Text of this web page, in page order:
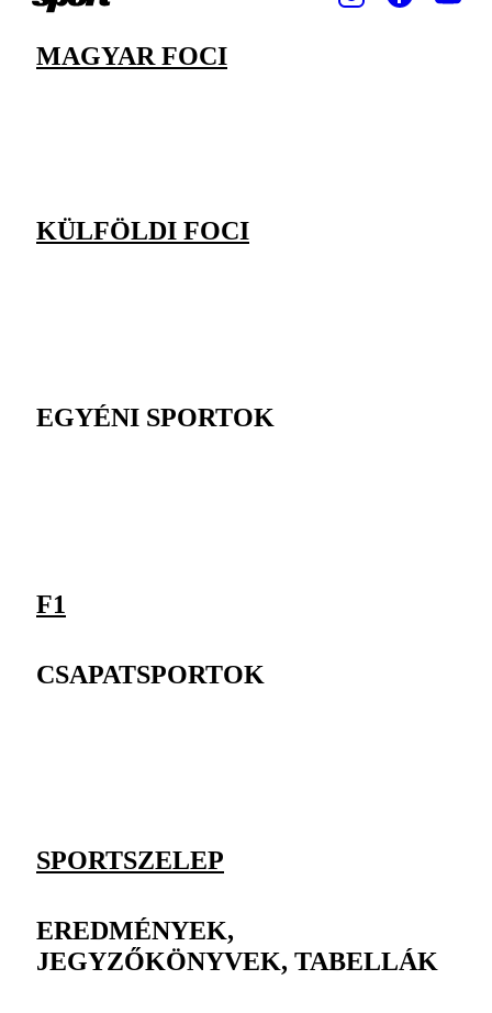
MAGYAR FOCI
KÜLFÖLDI FOCI
EGYÉNI SPORTOK
F1
CSAPATSPORTOK
SPORTSZELEP
EREDMÉNYEK,
JEGYZŐKÖNYVEK, TABELLÁK